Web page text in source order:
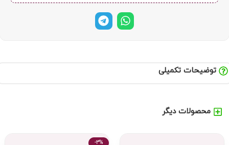
توضیحات تکمیلی
محصولات دیگر
-3%